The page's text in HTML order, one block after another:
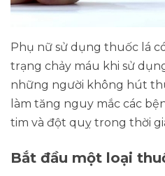
Phụ nữ sử dụng thuốc lá
trạng chảy máu khi sử
những người không hút
làm tăng nguy mắc các
tim và đột quỵ trong thời
Bắt đầu một loại